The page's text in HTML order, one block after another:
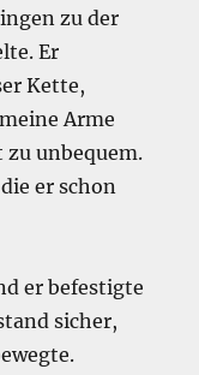
zu der
Er
Kette,
Arme
unbequem.
er schon
er befestigte
sicher,